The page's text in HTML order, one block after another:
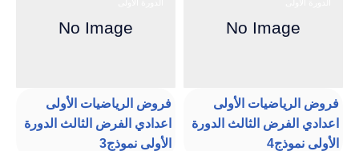
فروض الرياضيات الأولى
اعدادي الفرض الثالث الدورة
الأولى نموذج4
فروض الرياضيات الأولى
اعدادي الفرض الثالث الدورة
الأولى نموذج3